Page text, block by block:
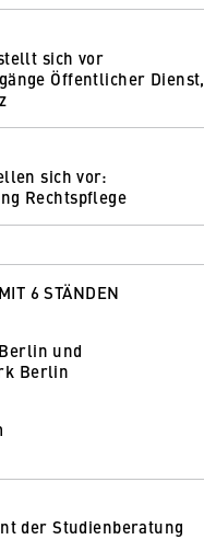
sich vor
Öffentlicher Dienst,
sich vor:
Rechtspflege
6 STÄNDEN
und
Berlin
der Studienberatung